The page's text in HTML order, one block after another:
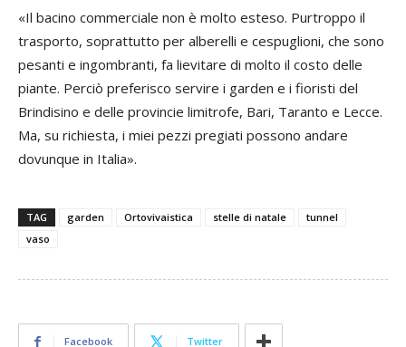
«Il bacino commerciale non è molto esteso. Purtroppo il
trasporto, soprattutto per alberelli e cespuglioni, che sono
pesanti e ingombranti, fa lievitare di molto il costo delle
piante. Perciò preferisco servire i garden e i fioristi del
Brindisino e delle provincie limitrofe, Bari, Taranto e Lecce.
Ma, su richiesta, i miei pezzi pregiati possono andare
dovunque in Italia».
TAG garden Ortovivaistica stelle di natale
tunnel
vaso
Facebook Twitter